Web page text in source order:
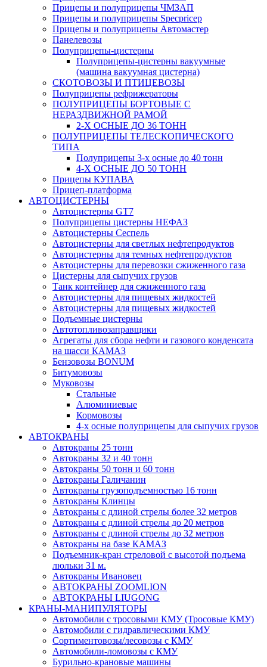
Прицепы и полуприцепы ЧМЗАП
Прицепы и полуприцепы Specpricep
Прицепы и полуприцепы Автомастер
Панелевозы
Полуприцепы-цистерны
Полуприцепы-цистерны вакуумные
(машина вакуумная цистерна)
СКОТОВОЗЫ И ПТИЦЕВОЗЫ
Полуприцепы рефрижераторы
ПОЛУПРИЦЕПЫ БОРТОВЫЕ С
НЕРАЗДВИЖНОЙ РАМОЙ
2-Х ОСНЫЕ ДО 36 ТОНН
ПОЛУПРИЦЕПЫ ТЕЛЕСКОПИЧЕСКОГО
ТИПА
Полуприцепы 3-х осные до 40 тонн
4-Х ОСНЫЕ ДО 50 ТОНН
Прицепы КУПАВА
Прицеп-платформа
АВТОЦИСТЕРНЫ
Автоцистерны GT7
Полуприцепы цистерны НЕФАЗ
Автоцистерны Сеспель
Автоцистерны для светлых нефтепродуктов
Автоцистерны для темных нефтепродуктов
Автоцистерны для перевозки сжиженного газа
Цистерны для сыпучих грузов
Танк контейнер для сжиженного газа
Автоцистерны для пищевых жидкостей
Автоцистерны для пищевых жидкостей
Подъемные цистерны
Автотопливо­заправщики
Агрегаты для сбора нефти и газового конденсата
на шасси КАМАЗ
Бензовозы BONUM
Битумовозы
Муковозы
Стальные
Алюминиевые
Кормовозы
4-х осные полуприцепы для сыпучих грузов
АВТОКРАНЫ
Автокраны 25 тонн
Автокраны 32 и 40 тонн
Автокраны 50 тонн и 60 тонн
Автокраны Галичанин
Автокраны грузоподъемностью 16 тонн
Автокраны Клинцы
Автокраны с длиной стрелы более 32 метров
Автокраны с длиной стрелы до 20 метров
Автокраны с длиной стрелы до 32 метров
Автокраны на базе КАМАЗ
Подъемник-кран стреловой с высотой подъема
люльки 31 м.
Автокраны Ивановец
АВТОКРАНЫ ZOOMLION
АВТОКРАНЫ LIUGONG
КРАНЫ-МАНИПУЛЯТОРЫ
Автомобили с тросовыми КМУ (Тросовые КМУ)
Автомобили с гидравлическими КМУ
Сортиментовозы/лесовозы с КМУ
Автомобили-ломовозы с КМУ
Бурильно-крановые машины